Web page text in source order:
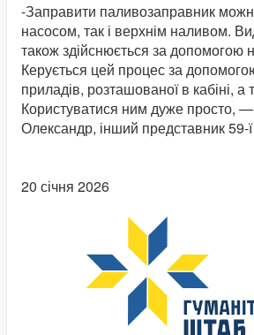
-Заправити паливозаправник
насосом, так і верхнім наливом.
також здійснюється за допомогою
Керується цей процес за
приладів, розташованої в кабіні, а
Користуватися ним дуже просто,
Олександр, інший представник
20 січня 2026